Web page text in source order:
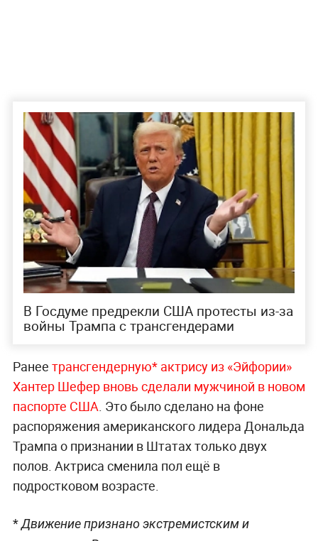
В Госдуме предрекли США протесты из-за
войны Трампа с трансгендерами
Ранее трансгендерную* актрису из «Эйфории»
Хантер Шефер вновь сделали мужчиной в новом
паспорте США. Это было сделано на фоне
распоряжения американского лидера Дональда
Трампа о признании в Штатах только двух
полов. Актриса сменила пол ещё в
подростковом возрасте.
*Движение признано экстремистским и